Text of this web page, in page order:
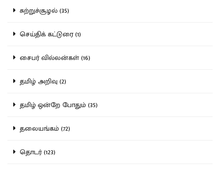
சுற்றுச்சூழல் (35)
செய்திக் கட்டுரை (1)
சைபர் வில்லன்கள் (16)
தமிழ் அறிவு (2)
தமிழ் ஒன்றே போதும் (35)
தலையங்கம் (72)
தொடர் (123)